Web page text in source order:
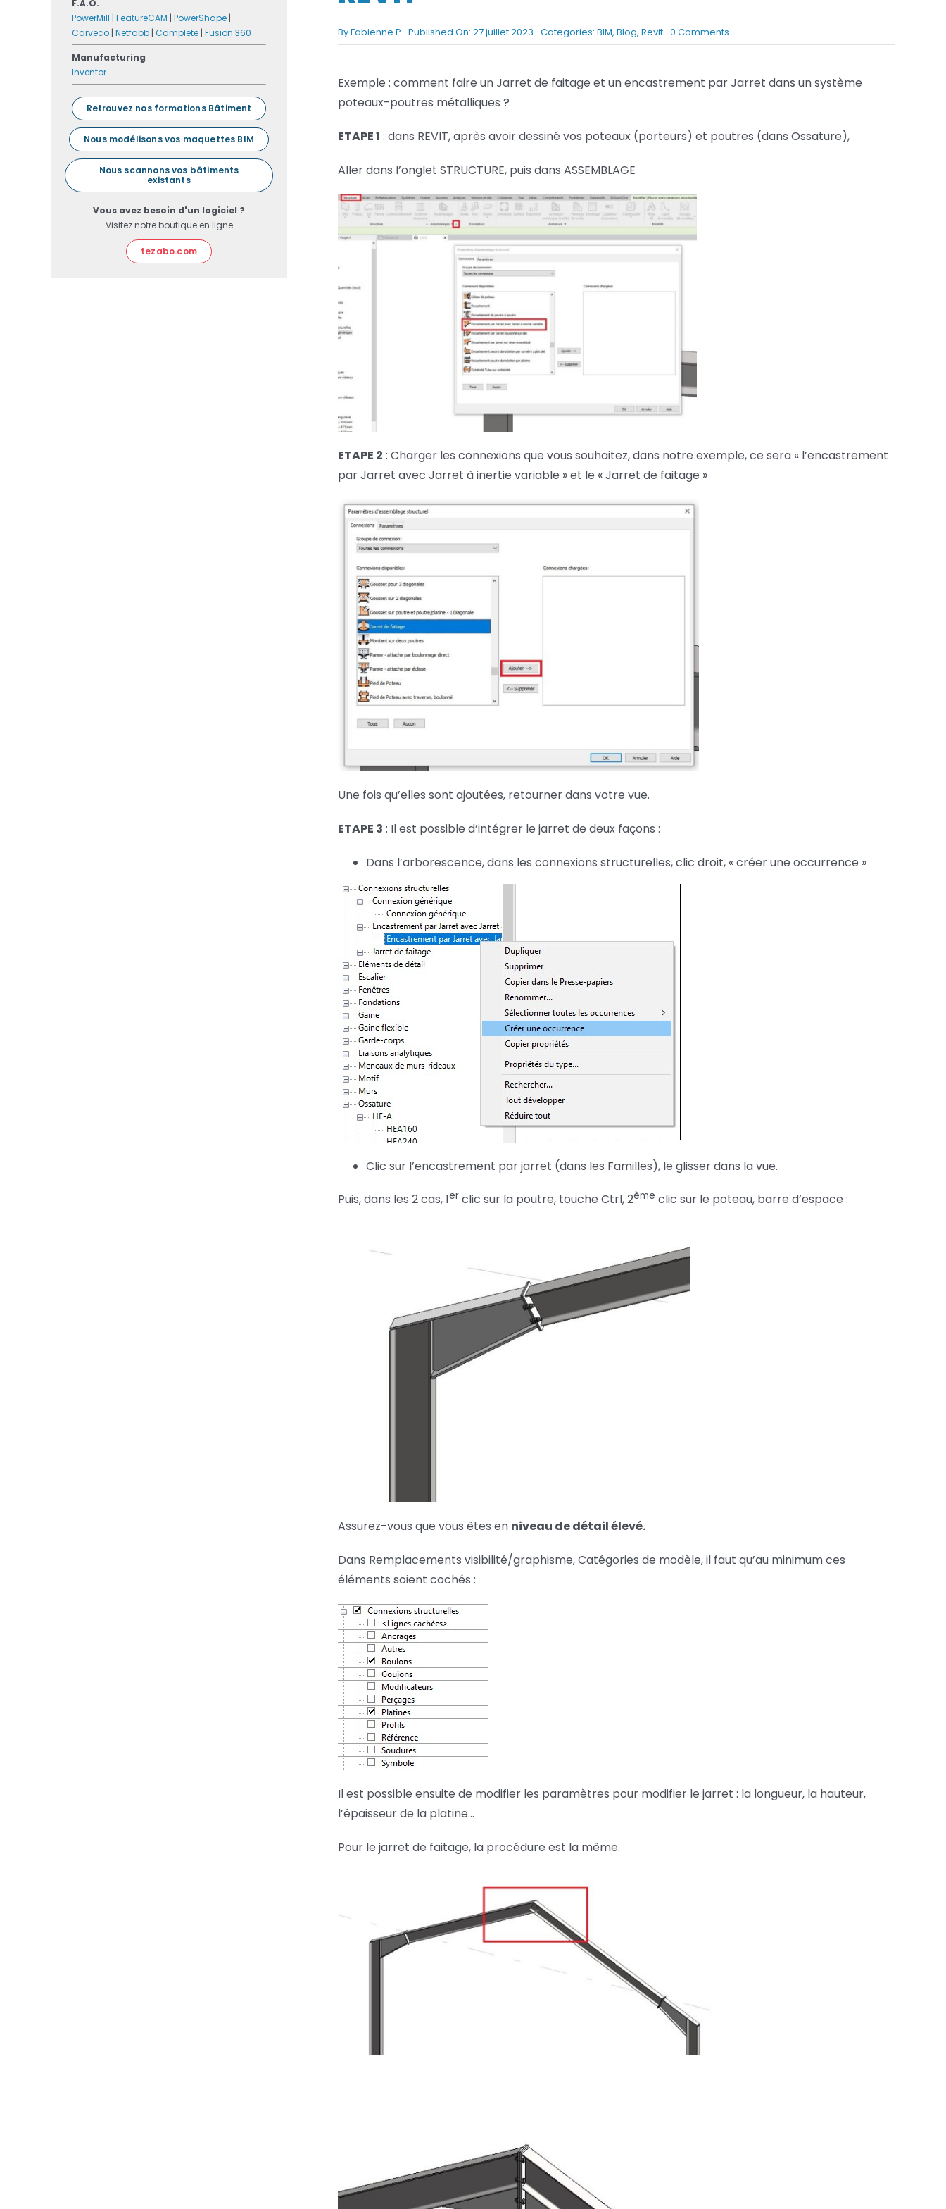
Netfabb Services FAO
Camplete
ByFabienne.P Published On: 27 juillet 2023 Categories: BIM, Blog, Revit 0 Commentson
Les
dans
Exemple : comment faire un Jarret de faitage et un encastrement par Jarret dans un système
poteaux-poutres métalliques ?
ETAPE 1 : dans REVIT, après avoir dessiné vos poteaux (porteurs) et poutres (dans Ossature),
Aller dans l’onglet STRUCTURE, puis dans ASSEMBLAGE
ETAPE 2 : Charger les connexions que vous souhaitez, dans notre exemple, ce sera « l’encastrement
par Jarret avec Jarret à inertie variable » et le « Jarret de faitage »
Une fois qu’elles sont ajoutées, retourner dans votre vue.
ETAPE 3 : Il est possible d’intégrer le jarret de deux façons :
Dans l’arborescence, dans les connexions structurelles, clic droit, « créer une occurrence »
Clic sur l’encastrement par jarret (dans les Familles), le glisser dans la vue.
Puis, dans les 2 cas, 1erclic sur la poutre, touche Ctrl, 2ème clic sur le poteau, barre d’espace :
Assurez-vous que vous êtes en niveau de détail élevé.
Dans Remplacements visibilité/graphisme, Catégories de modèle, il faut qu’au minimum ces
éléments soient cochés :
Il est possible ensuite de modifier les paramètres pour modifier le jarret : la longueur, la hauteur,
l’épaisseur de la platine…
Pour le jarret de faitage, la procédure est la même.
F.A.O.
PowerMill | FeatureCAM | PowerShape |
Carveco | Netfabb | Camplete | Fusion 360
Manufacturing
Inventor
Retrouvez nos formations Bâtiment
Nous modélisons vos maquettes BIM
Nous scannons vos bâtiments
existants
Vous avez besoin d'un logiciel ?
Visitez notre boutique en ligne
tezabo.com